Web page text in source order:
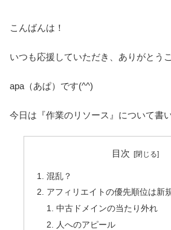
こんばんは！
いつも応援していただき、ありがとう
apa（あぱ）です(^^)
今日は『作業のリソース』について書
目次
混乱？
アフィリエイトの優先順位は新
中古ドメインの当たり外れ
人へのアピール